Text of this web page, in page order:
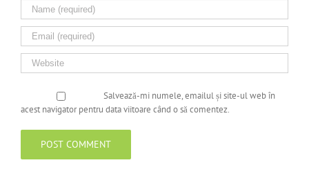
Salvează-mi numele, emailul și site-ul web în
acest navigator pentru data viitoare când o să comentez.